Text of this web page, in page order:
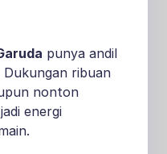
punya andil
Dukungan ribuan
nonton
energi